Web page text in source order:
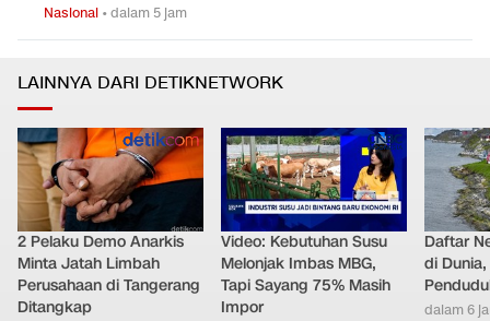
Nasional •dalam 5 jam
LAINNYA DARI DETIKNETWORK
2 Pelaku Demo Anarkis
Minta Jatah Limbah
Perusahaan di Tangerang
Ditangkap
Video: Kebutuhan Susu
Melonjak Imbas MBG,
Tapi Sayang 75% Masih
Impor
Daftar
di
dalam 6